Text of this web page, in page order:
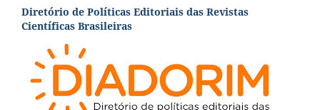
Diretório de Políticas Editoriais das Revistas
Científicas Brasileiras